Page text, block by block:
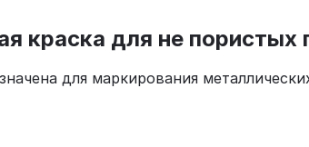
краска для не пористых
для маркирования